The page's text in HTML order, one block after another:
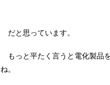
だと思っています。
もっと平たく言うと電化製品
ね。